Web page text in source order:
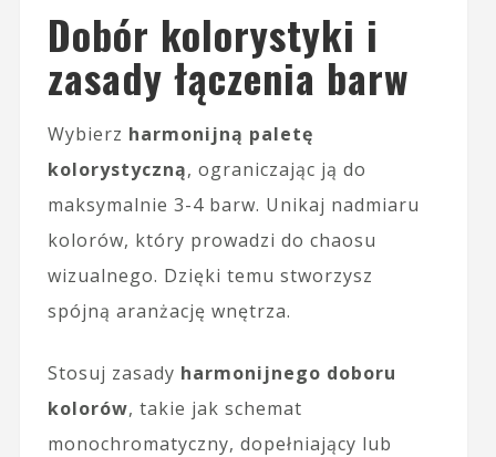
Dobór kolorystyki i
zasady łączenia barw
Wybierz harmonijną paletę
kolorystyczną, ograniczając ją do
maksymalnie 3-4 barw. Unikaj nadmiaru
kolorów, który prowadzi do chaosu
wizualnego. Dzięki temu stworzysz
spójną aranżację wnętrza.
Stosuj zasady harmonijnego doboru
kolorów, takie jak schemat
monochromatyczny, dopełniający lub